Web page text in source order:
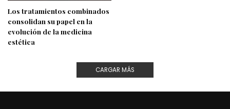
Los tratamientos combinados
consolidan su papel en la
evolución de la medicina
estética
CARGAR MÁS